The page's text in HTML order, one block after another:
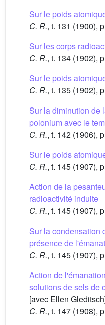
Sur le poids
C. R., t. 131 (1900),
Sur les corps
C. R., t. 134 (1902),
Sur le poids
C. R., t. 135 (1902),
Sur la diminution de
polonium avec le
C. R., t. 142 (1906),
Sur le poids
C. R., t. 145 (1907),
Action de la
radioactivité induite
C. R., t. 145 (1907),
Sur la condensation
présence de
C. R., t. 145 (1907),
Action de
solutions de sels de
[avec Ellen
C. R., t. 147 (1908),